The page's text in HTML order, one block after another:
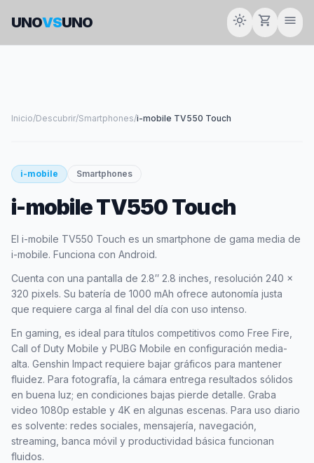
UNOVSUNO light_mode shopping_cart menu
Inicio/Descubrir/Smartphones/i-mobile TV550 Touch
smartphone
I-MOBILE
i-mobile Smartphones
i-mobile TV550 Touch
El i-mobile TV550 Touch es un smartphone de gama media de
i-mobile. Funciona con Android.
Cuenta con una pantalla de 2.8″ 2.8 inches, resolución 240 x
320 pixels. Su batería de 1000 mAh ofrece autonomía justa
que requiere carga al final del día con uso intenso.
En gaming, es ideal para títulos competitivos como Free Fire,
Call of Duty Mobile y PUBG Mobile en configuración media-
alta. Genshin Impact requiere bajar gráficos para mantener
fluidez. Para fotografía, la cámara entrega resultados sólidos
en buena luz; en condiciones bajas pierde detalle. Graba
video 1080p estable y 4K en algunas escenas. Para uso diario
es solvente: redes sociales, mensajería, navegación,
streaming, banca móvil y productividad básica funcionan
fluidos.